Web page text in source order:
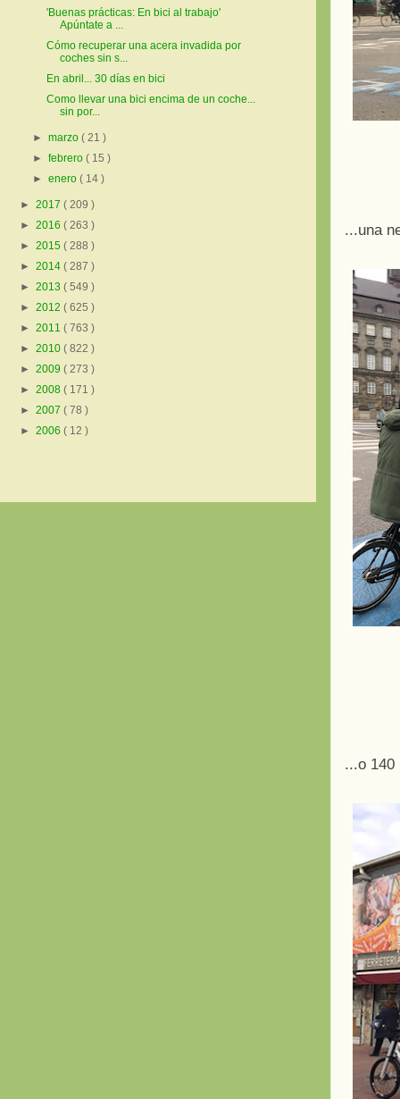
...una
...o 140
'Buenas prácticas: En bici al trabajo'
Apúntate a ...
Cómo recuperar una acera invadida por
coches sin s...
En abril... 30 días en bici
Como llevar una bici encima de un coche...
sin por...
►marzo( 21 )
►febrero( 15 )
►enero( 14 )
► 2017 ( 209 )
► 2016 ( 263 )
► 2015 ( 288 )
► 2014 ( 287 )
► 2013 ( 549 )
► 2012 ( 625 )
► 2011 ( 763 )
► 2010 ( 822 )
► 2009 ( 273 )
► 2008 ( 171 )
► 2007 ( 78 )
► 2006 ( 12 )